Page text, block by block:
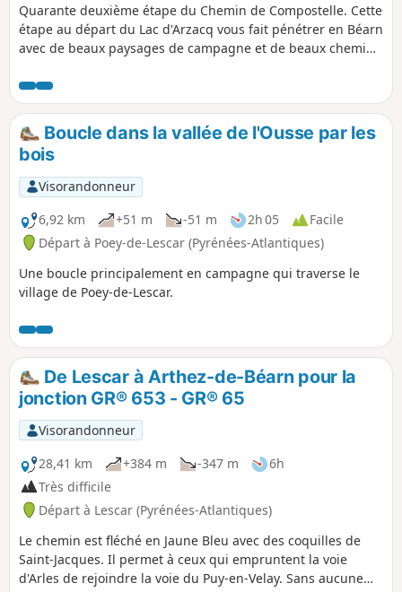
Quarante deuxième étape du Chemin de Compostelle. Cette
étape au départ du Lac d'Arzacq vous fait pénétrer en Béarn
avec de beaux paysages de campagne et de beaux chemins
Boucle dans la vallée de l'Ousse par les
bois
Visorandonneur
6,92 km
+51 m -51 m 2h 05
Facile
Départ à Poey-de-Lescar (Pyrénées-Atlantiques)
Une boucle principalement en campagne qui traverse le
village de Poey-de-Lescar.
De Lescar à Arthez-de-Béarn pour la
jonction GR® 653 - GR® 65
Visorandonneur
28,41 km
+384 m -347 m
6h
Très difficile
Départ à Lescar (Pyrénées-Atlantiques)
Le chemin est fléché en Jaune Bleu avec des coquilles de
Saint-Jacques. Il permet à ceux qui empruntent la voie
d'Arles de rejoindre la voie du Puy-en-Velay. Sans aucune